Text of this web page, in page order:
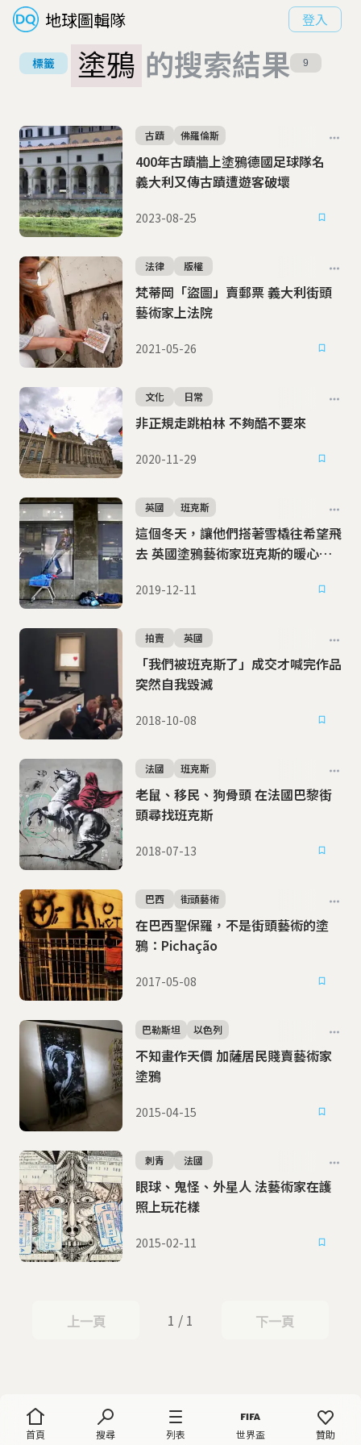
地球圖輯隊 登入
首頁 搜尋 列表 世界盃 贊助
標籤 塗鴉 的搜索結果 9
400年古蹟牆上塗鴉德國足球隊名
義大利又傳古蹟遭遊客破壞
古蹟 佛羅倫斯
2023-08-25
梵蒂岡「盜圖」賣郵票 義大利街頭
藝術家上法院
法律 版權
2021-05-26
非正規走跳柏林 不夠酷不要來
文化 日常
2020-11-29
這個冬天，讓他們搭著雪橇往希望飛
去 英國塗鴉藝術家班克斯的暖心藝
英國 班克斯
2019-12-11
「我們被班克斯了」成交才喊完作品
突然自我毀滅
拍賣 英國
2018-10-08
老鼠、移民、狗骨頭 在法國巴黎街
頭尋找班克斯
法國 班克斯
2018-07-13
在巴西聖保羅，不是街頭藝術的塗
鴉：Pichação
巴西 街頭藝術
2017-05-08
不知畫作天價 加薩居民賤賣藝術家
塗鴉
巴勒斯坦 以色列
2015-04-15
眼球、鬼怪、外星人 法藝術家在護
照上玩花樣
刺青 法國
2015-02-11
上一頁
上一頁 1 / 1 下一頁
下一頁